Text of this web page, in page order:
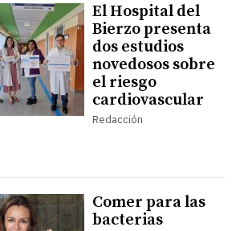
El Hospital del
Bierzo presenta
dos estudios
novedosos sobre
el riesgo
cardiovascular
Redacción
Comer para las
bacterias